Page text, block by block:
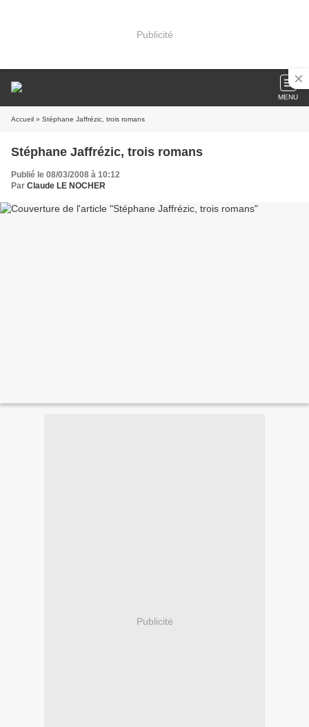
Publicité
MENU
Accueil » Stéphane Jaffrézic, trois romans
Stéphane Jaffrézic, trois romans
Publié le 08/03/2008 à 10:12
Par Claude LE NOCHER
Publicité